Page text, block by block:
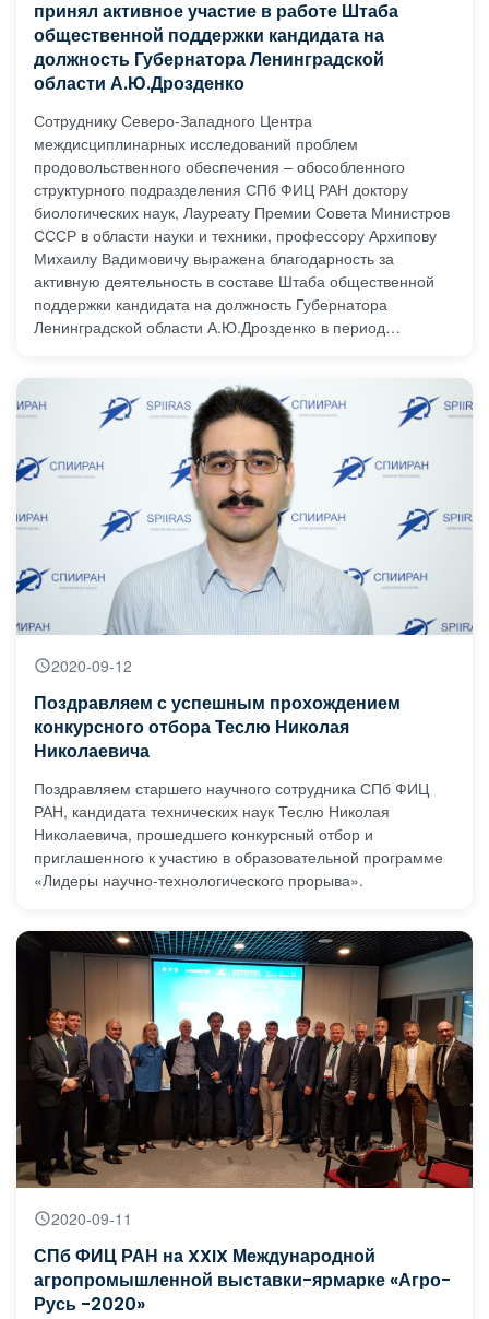
принял активное участие в работе Штаба
общественной поддержки кандидата на
должность Губернатора Ленинградской
области А.Ю.Дрозденко
Сотруднику Северо-Западного Центра
междисциплинарных исследований проблем
продовольственного обеспечения – обособленного
структурного подразделения СПб ФИЦ РАН доктору
биологических наук, Лауреату Премии Совета Министров
СССР в области науки и техники, профессору Архипову
Михаилу Вадимовичу выражена благодарность за
активную деятельность в составе Штаба общественной
поддержки кандидата на должность Губернатора
Ленинградской области А.Ю.Дрозденко в период
2020-09-12
Поздравляем с успешным прохождением
конкурсного отбора Теслю Николая
Николаевича
Поздравляем старшего научного сотрудника СПб ФИЦ
РАН, кандидата технических наук Теслю Николая
Николаевича, прошедшего конкурсный отбор и
приглашенного к участию в образовательной программе
«Лидеры научно-технологического прорыва».
2020-09-11
СПб ФИЦ РАН на XXIX Международной
агропромышленной выставки-ярмарке «Агро-
Русь -2020»